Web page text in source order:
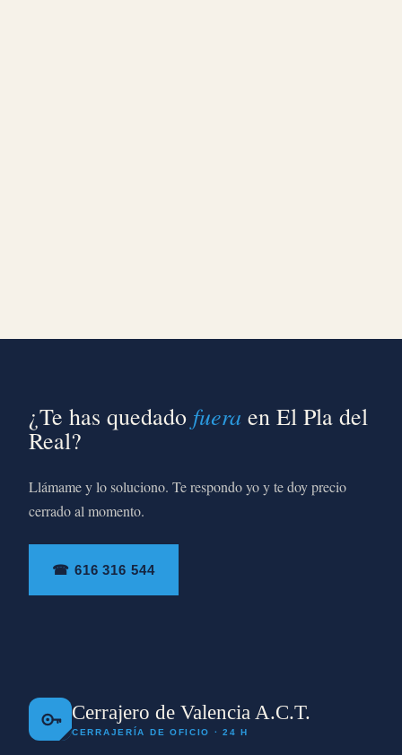
¿Te has quedado fuera en El Pla del
Real?
Llámame y lo soluciono. Te respondo yo y te doy precio
cerrado al momento.
☎ 616 316 544
Cerrajero de Valencia A.C.T.
CERRAJERÍA DE OFICIO · 24 H